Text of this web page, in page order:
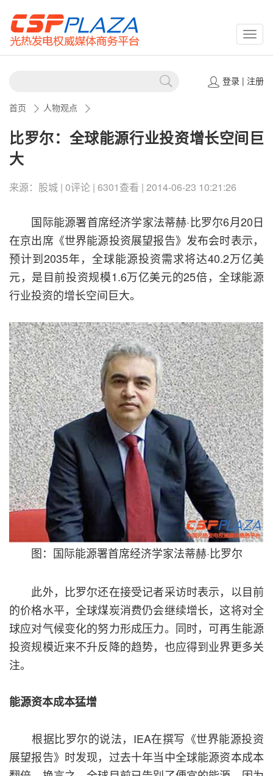
登录| 注册
首页 人物观点
比罗尔：全球能源行业投资增长空间巨
大
来源：股城 | 0评论 | 6301查看 | 2014-06-23 10:21:26
国际能源署首席经济学家法蒂赫·比罗尔6月20日
在京出席《世界能源投资展望报告》发布会时表示，
预计到2035年，全球能源投资需求将达40.2万亿美
元，是目前投资规模1.6万亿美元的25倍，全球能源
行业投资的增长空间巨大。
图： 国际能源署首席经济学家法蒂赫·比罗尔
此外，比罗尔还在接受记者采访时表示，以目前
的价格水平，全球煤炭消费仍会继续增长，这将对全
球应对气候变化的努力形成压力。同时，可再生能源
投资规模近来不升反降的趋势，也应得到业界更多关
注。
能源资本成本猛增
根据比罗尔的说法，IEA在撰写《世界能源投资
展望报告》时发现，过去十年当中全球能源资本成本